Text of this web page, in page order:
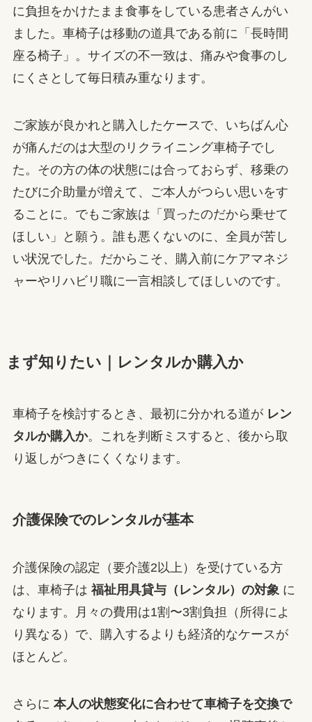
に負担をかけたまま食事をしている患者さんがい
ました。車椅子は移動の道具である前に「長時間
座る椅子」。サイズの不一致は、痛みや食事のし
にくさとして毎日積み重なります。
ご家族が良かれと購入したケースで、いちばん心
が痛んだのは大型のリクライニング車椅子でし
た。その方の体の状態には合っておらず、移乗の
たびに介助量が増えて、ご本人がつらい思いをす
ることに。でもご家族は「買ったのだから乗せて
ほしい」と願う。誰も悪くないのに、全員が苦し
い状況でした。だからこそ、購入前にケアマネジ
ャーやリハビリ職に一言相談してほしいのです。
まず知りたい｜レンタルか購入か
車椅子を検討するとき、最初に分かれる道が レン
タルか購入か。これを判断ミスすると、後から取
り返しがつきにくくなります。
介護保険でのレンタルが基本
介護保険の認定（要介護2以上）を受けている方
は、車椅子は 福祉用具貸与（レンタル）の対象に
なります。月々の費用は1割〜3割負担（所得によ
り異なる）で、購入するよりも経済的なケースが
ほとんど。
さらに 本人の状態変化に合わせて車椅子を交換で